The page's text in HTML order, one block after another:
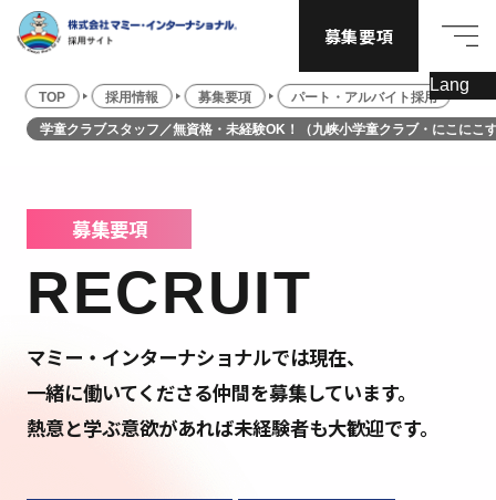
募集要項
TOP 採用情報 募集要項 パート・アルバイト採用
学童クラブスタッフ／無資格・未経験OK！（九峡小学童クラブ・にこにこ
募集要項
RECRUIT
マミー・インターナショナルでは現在、
一緒に働いてくださる仲間を募集しています。
熱意と学ぶ意欲があれば未経験者も大歓迎です。